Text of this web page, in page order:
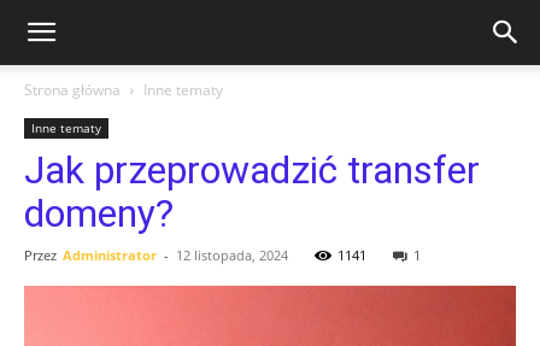
Strona główna Inne tematy
Inne tematy
Jak przeprowadzić transfer
domeny?
Przez Administrator - 12 listopada, 2024 1141 1